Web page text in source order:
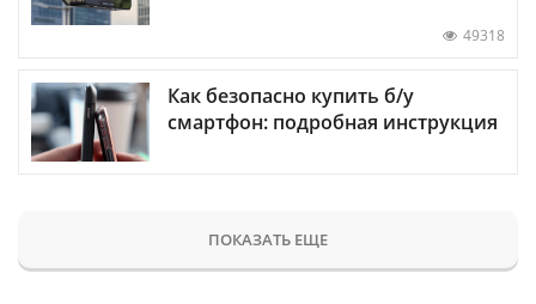
49318
Как безопасно купить б/у
смартфон: подробная инструкция
ПОКАЗАТЬ ЕЩЕ